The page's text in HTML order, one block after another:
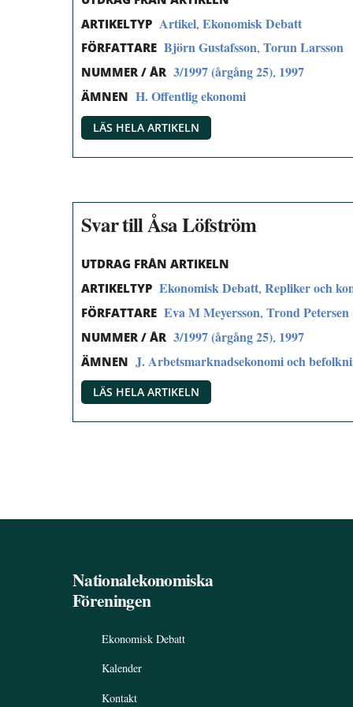
ARTIKELTYP Artikel, Ekonomisk Debatt
FÖRFATTARE Björn Gustafsson, Torun Larsson
NUMMER / ÅR 3/1997 (årgång 25), 1997
ÄMNEN H. Offentlig ekonomi
LÄS HELA ARTIKELN
Svar till Åsa Löfström
UTDRAG FRÅN ARTIKELN
ARTIKELTYP Ekonomisk Debatt, Repliker och
FÖRFATTARE Eva M Meyersson, Trond Petersen
NUMMER / ÅR 3/1997 (årgång 25), 1997
ÄMNEN J. Arbetsmarknadsekonomi och
LÄS HELA ARTIKELN
Nationalekonomiska
Föreningen
Ekonomisk Debatt
Kalender
Kontakt